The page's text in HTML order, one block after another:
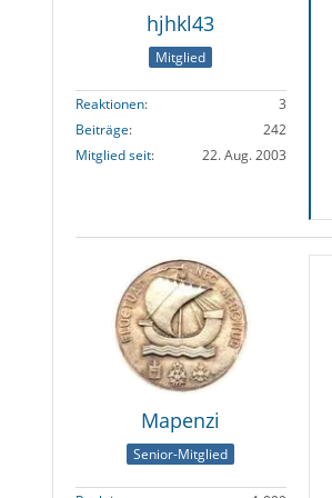
hjhkl43
Mitglied
Reaktionen
3
Beiträge
242
Mitglied seit
22. Aug. 2003
Mapenzi
Senior-Mitglied